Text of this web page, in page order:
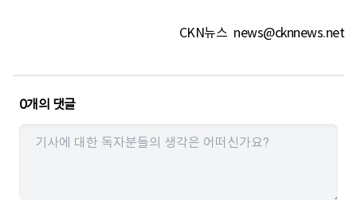
CKN뉴스 news@cknnews.net
0개의 댓글